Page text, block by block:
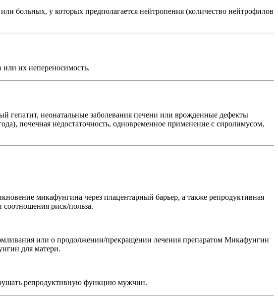
больных, у которых предполагается нейтропения (количество нейтрофилов
их непереносимость.
гепатит, неонатальные заболевания печени или врожденные дефекты
почечная недостаточность, одновременное применение с сиролимусом,
микафунгина через плацентарный барьер, а также репродуктивная
риск/польза.
или о продолжении/прекращении лечения препаратом Микафунгин
для матери.
репродуктивную функцию мужчин.